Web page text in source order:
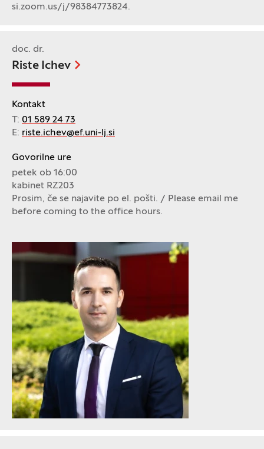
si.zoom.us/j/98384773824.
doc. dr.
Riste Ichev
Kontakt
T: 01 589 24 73
E: riste.ichev@ef.uni-lj.si
Govorilne ure
petek ob 16:00
kabinet RZ203
Prosim, če se najavite po el. pošti. / Please email me
before coming to the office hours.